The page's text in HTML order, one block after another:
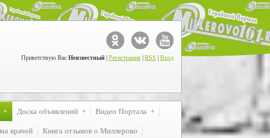
Приветствую Вас Неизвестный Регистрация RSS Вход
Доска объявлений Видео Портала
врачей Книга отзывов о Миллерово